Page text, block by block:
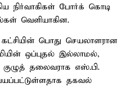
நிர்வாகிகள் போர்க் கொடி
வெளியாகின.
கட்சியின் பொது செயலாளரான
ஒப்புதல் இல்லாமல்,
தலைவராக எஸ்.பி.
தகவல்